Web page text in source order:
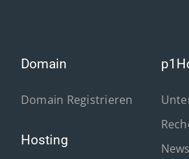
Domain
Domain Registrieren
Hosting
News